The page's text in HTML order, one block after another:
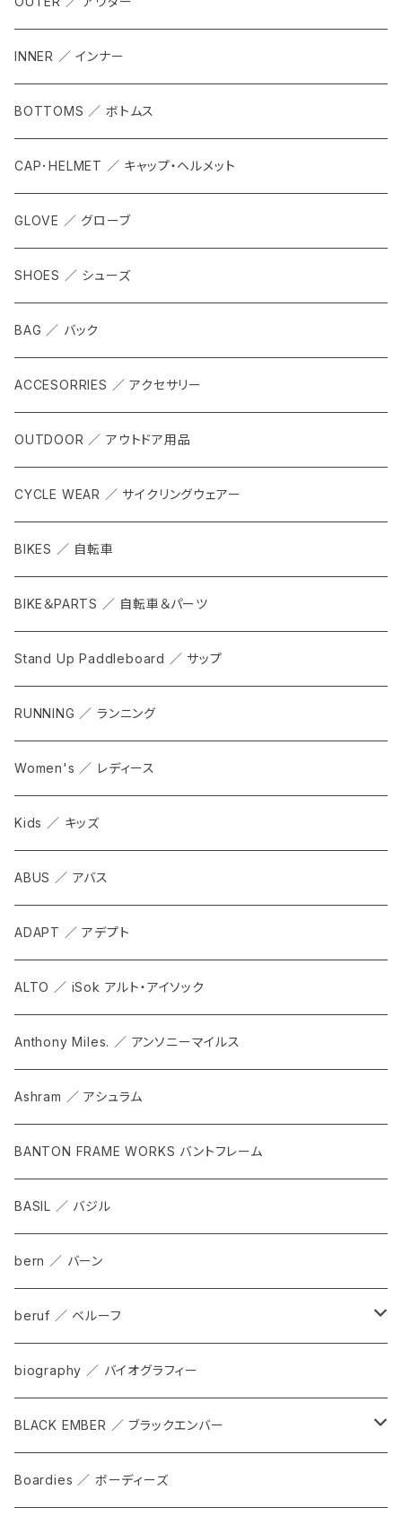
INNER ／ インナー
BOTTOMS ／ ボトムス
CAP･HELMET ／ キャップ・ヘルメット
GLOVE ／ グローブ
SHOES ／ シューズ
BAG ／ バック
ACCESORRIES ／ アクセサリー
OUTDOOR ／ アウトドア用品
CYCLE WEAR ／ サイクリングウェアー
BIKES ／ 自転車
BIKE＆PARTS ／ 自転車＆パーツ
Stand Up Paddleboard ／ サップ
RUNNING ／ ランニング
Women's ／ レディース
Kids ／ キッズ
ABUS ／ アバス
ADAPT ／ アデプト
ALTO ／ iSok アルト・アイソック
Anthony Miles. ／ アンソニーマイルス
Ashram ／ アシュラム
BANTON FRAME WORKS バントフレーム
BASIL ／ バジル
bern ／ バーン
beruf ／ ベルーフ
bag
cap
grove
biography ／ バイオグラフィー
BLACK EMBER ／ ブラックエンバー
ALL
Boardies ／ ボーディーズ